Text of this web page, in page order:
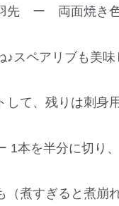
先 ー 両面焼き
♪スペアリブも美
て、残りは刺身
1本を半分に切り
（煮すぎると煮崩